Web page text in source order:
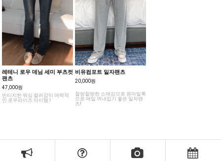
레테니 로우 데님 세미 부츠컷
팬츠
47,000원
빈티지한 워싱 컬러감이 매력적
인 로우라이즈 아이템 !
비유컴포트 일자팬츠
20,000원
찰랑찰랑한 소재감으로 원마일룩
으로 매일 꺼내입기 좋은 일자팬
츠!